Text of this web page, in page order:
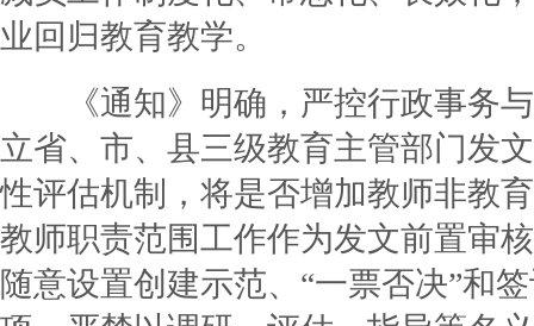
业回归教育教学。
《通知》明确，严控行政事务与
立省、市、县三级教育主管部门发
性评估机制，将是否增加教师非教
教师职责范围工作作为发文前置审
随意设置创建示范、“一票否决”和